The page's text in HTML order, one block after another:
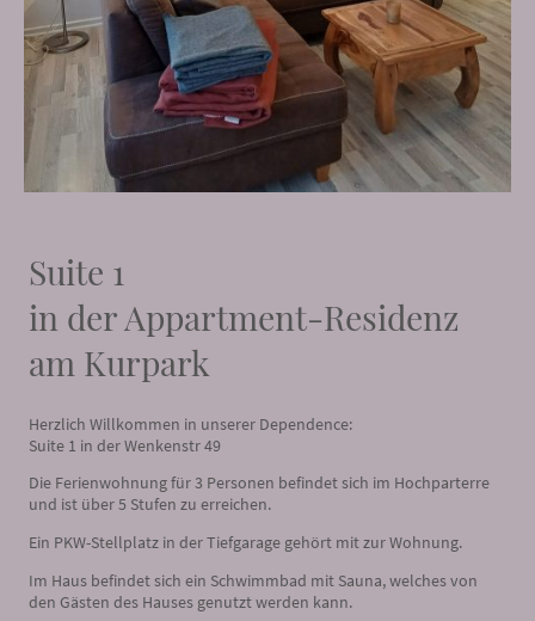
Suite 1
in der Appartment-Residenz
am Kurpark
Herzlich Willkommen in unserer Dependence:
Suite 1 in der Wenkenstr 49
Die Ferienwohnung für 3 Personen befindet sich im Hochparterre
und ist über 5 Stufen zu erreichen.
Ein PKW-Stellplatz in der Tiefgarage gehört mit zur Wohnung.
Im Haus befindet sich ein Schwimmbad mit Sauna, welches von
den Gästen des Hauses genutzt werden kann.